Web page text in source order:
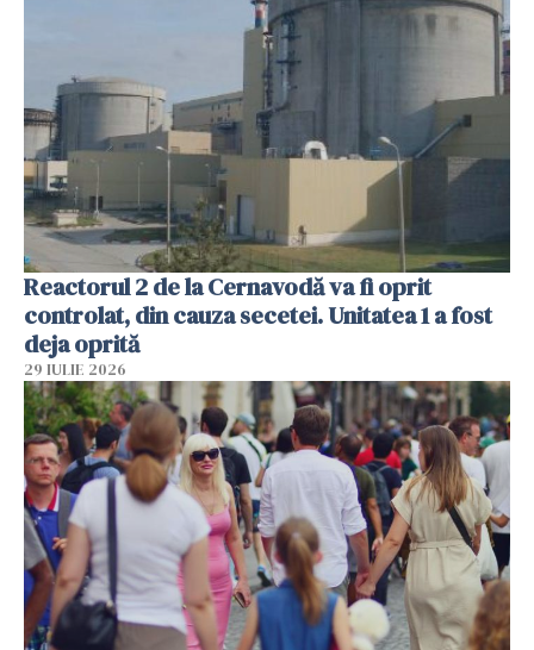
Reactorul 2 de la Cernavodă va fi oprit
controlat, din cauza secetei. Unitatea 1 a fost
deja oprită
29 IULIE 2026